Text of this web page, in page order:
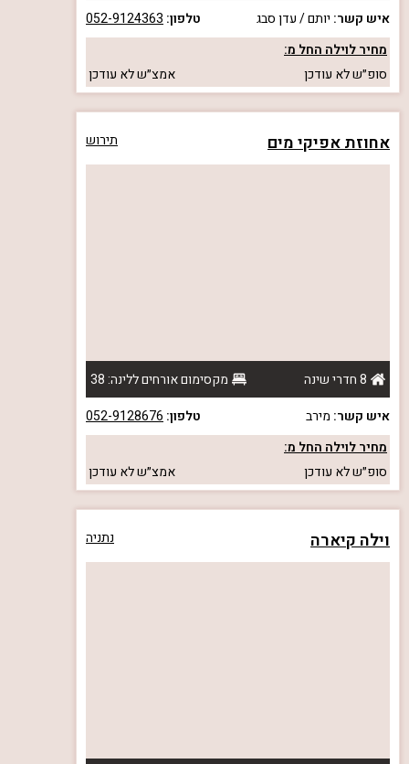
איש קשר: יותם / עדן סבג טלפון: 052-9124363
מחיר לוילה החל מ:
סופ״שלא עודכן אמצ״שלא עודכן
אחוזת אפיקי מים תירוש
8 חדרי שינה
מקסימום אורחים ללינה: 38
איש קשר: מירב טלפון: 052-9128676
מחיר לוילה החל מ:
סופ״שלא עודכן אמצ״שלא עודכן
וילה קיארה נתניה